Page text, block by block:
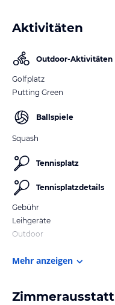
Aktivitäten
Outdoor-Aktivitäten
Golfplatz
Putting Green
Ballspiele
Squash
Tennisplatz
Tennisplatzdetails
Gebühr
Leihgeräte
Outdoor
Mehr anzeigen